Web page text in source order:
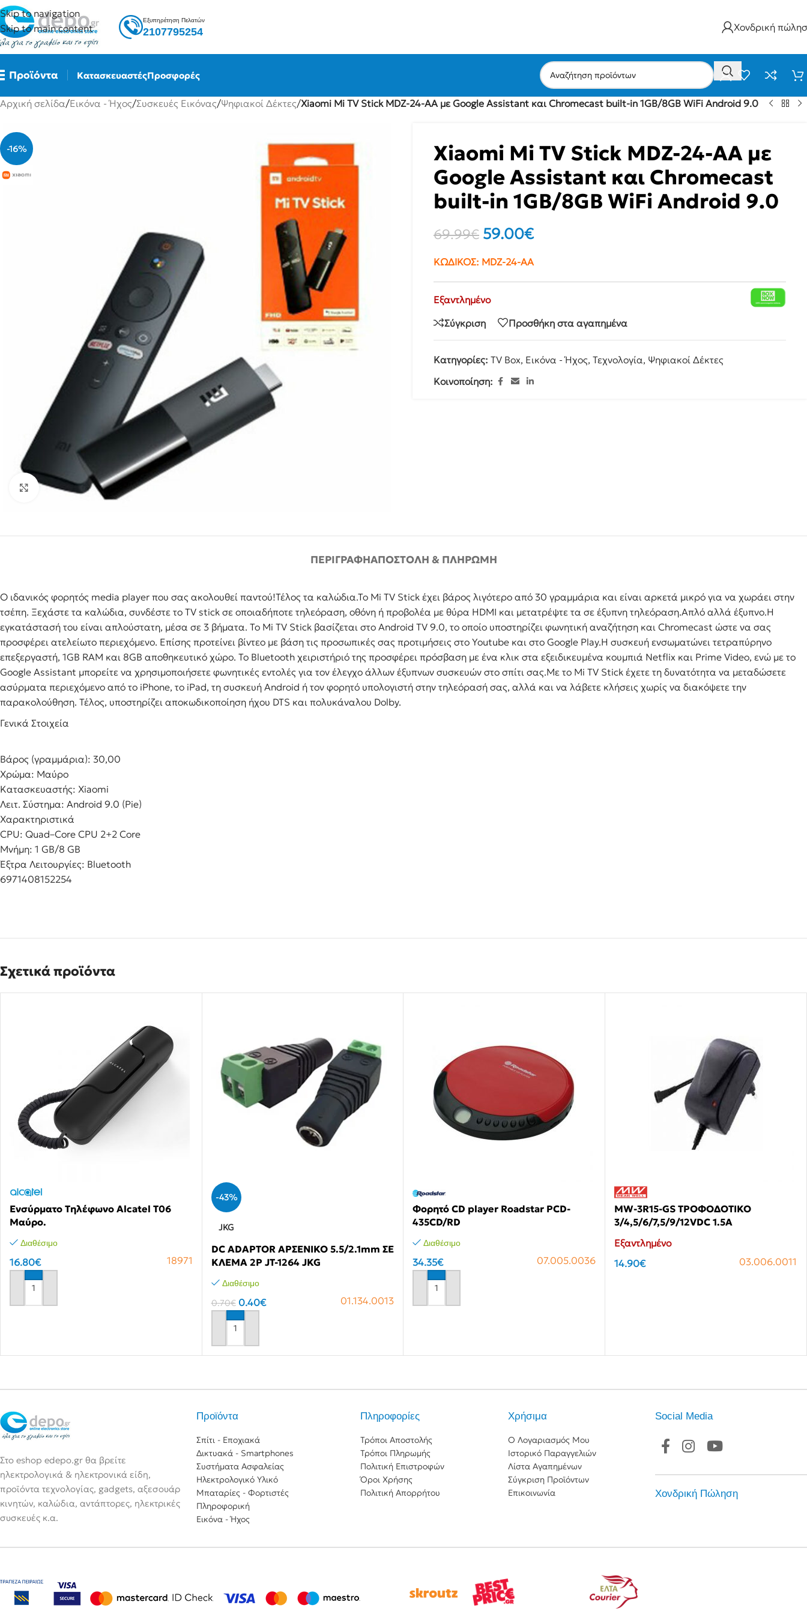
Skip to navigation
Skip to main content
Εξυπηρέτηση Πελατών
2107795254 Χονδρική
Προϊόντα
Σιδέρωμα
Ψυγεία-Φορητά
Ατμοκαθαριστές
Ρολόγια – Ξυπνητήρια
Μετεωρολογικοί Σταθμοί –
Θερμόμετρα Χώρου
Ζυγαριές Μπάνιου
Σακούλες Σκούπας
Καθαριστικά
Ψηστιέρες – Γκριλιέρες
Φριτέζες
Pizza Maker & Βάφλες
Pop Corn & Μαλλί Της Γριάς &
Κρεπιέρα
Τοστιέρες-βαφλιέρες
Φρυγανιέρες
Βραστήρες
Αφρογαλα
Αυγοβραστήρες
Πολυκόπτες Multi
Ψυγειάκια
Ψαλίδια – Βούρτσες Για
Μπούκλες
Αποτριχωτικές Μηχανές
Ηλεκτρικές Οδοντόβουρτσες
Περιποίηση Άκρων
Βρεφικά Είδη
Θερμόμετρα Σώματος
Ψύξη A/C
Αφυγραντήρες
Εντομοπαγίδες
Αερόθερμα
Θέρμανση
Ανταλλακτικά
Τζάκια – Προτζέκτορας
ΚατασκευαστέςΠροσφορές
Αρχική σελίδα/Εικόνα - Ήχος/Συσκευές Εικόνας/Ψηφιακοί Δέκτες/Xiaomi Mi TV Stick MDZ-24-AA με Google Assistant και Chromecast built-in 1GB/8GB WiFi Αndroid 9.0
-16%
Click to enlarge
Xiaomi Mi TV Stick MDZ-24-AA με
Google Assistant και Chromecast
built-in 1GB/8GB WiFi Αndroid 9.0
69.99€ 59.00€
ΚΩΔΙΚΟΣ: MDZ-24-AA
Εξαντλημένο
Σύγκριση
Προσθήκη στα αγαπημένα
Κατηγορίες: TV Box, Εικόνα - Ήχος, Τεχνολογία, Ψηφιακοί Δέκτες
Κοινοποίηση:
ΠΕΡΙΓΡΑΦΉΑΠΟΣΤΟΛΉ & ΠΛΗΡΩΜΉ
Ο ιδανικός φορητός media player που σας ακολουθεί παντού!Τέλος τα καλώδια.Το Mi TV Stick έχει βάρος λιγότερο από 30 γραμμάρια και είναι αρκετά μικρό για να χωράει στην
τσέπη. Ξεχάστε τα καλώδια, συνδέστε το TV stick σε οποιαδήποτε τηλεόραση, οθόνη ή προβολέα με θύρα HDMI και μετατρέψτε τα σε έξυπνη τηλεόραση.Απλό αλλά έξυπνο.Η
εγκατάστασή του είναι απλούστατη, μέσα σε 3 βήματα. Το Mi TV Stick βασίζεται στο Android TV 9.0, το οποίο υποστηρίζει φωνητική αναζήτηση και Chromecast ώστε να σας
προσφέρει ατελείωτο περιεχόμενο. Επίσης προτείνει βίντεο με βάση τις προσωπικές σας προτιμήσεις στο Youtube και στο Google Play.Η συσκευή ενσωματώνει τετραπύρηνο
επεξεργαστή, 1GB RAM και 8GB αποθηκευτικό χώρο. Το Bluetooth χειριστήριό της προσφέρει πρόσβαση με ένα κλικ στα εξειδικευμένα κουμπιά Netflix και Prime Video, ενώ με το
Google Assistant μπορείτε να χρησιμοποιήσετε φωνητικές εντολές για τον έλεγχο άλλων έξυπνων συσκευών στο σπίτι σας.Με το Mi TV Stick έχετε τη δυνατότητα να μεταδώσετε
ασύρματα περιεχόμενο από το iPhone, το iPad, τη συσκευή Android ή τον φορητό υπολογιστή στην τηλεόρασή σας, αλλά και να λάβετε κλήσεις χωρίς να διακόψετε την
παρακολούθηση. Τέλος, υποστηρίζει αποκωδικοποίηση ήχου DTS και πολυκάναλου Dolby.
Γενικά Στοιχεία
Βάρος (γραμμάρια): 30,00
Χρώμα: Μαύρο
Κατασκευαστής: Xiaomi
Λειτ. Σύστημα: Android 9.0 (Pie)
Χαρακτηριστικά
CPU: Quad–Core CPU 2+2 Core
Μνήμη: 1 GB/8 GB
Έξτρα Λειτουργίες: Bluetooth
6971408152254
Σχετικά προϊόντα
Ενσύρματο Τηλέφωνο Αlcatel T06
Μαύρο.
Διαθέσιμο
16.80€ 18971
Αγόρασε το
-43%
JKG
DC ADAPTOR ΑΡΣΕΝΙΚΟ 5.5/2.1mm ΣΕ
ΚΛΕΜΑ 2P JT-1264 JKG
Διαθέσιμο
0.70€ 0.40€ 01.134.0013
Αγόρασε το
Φορητό CD player Roadstar PCD-
435CD/RD
Διαθέσιμο
34.35€ 07.005.0036
Αγόρασε το
MW-3R15-GS ΤΡΟΦΟΔΟΤΙΚΟ
3/4,5/6/7,5/9/12VDC 1.5A
Εξαντλημένο
14.90€ 03.006.0011
Στο eshop edepo.gr θα βρείτε
ηλεκτρολογικά & ηλεκτρονικά είδη,
προϊόντα τεχνολογίας, gadgets, αξεσουάρ
κινητών, καλώδια, αντάπτορες, ηλεκτρικές
συσκευές κ.α.
Προϊόντα
Σπίτι - Εποχιακά
Δικτυακά - Smartphones
Συστήματα Ασφαλείας
Ηλεκτρολογικό Υλικό
Μπαταρίες - Φορτιστές
Πληροφορική
Εικόνα - Ήχος
Πληροφορίες
Τρόποι Αποστολής
Τρόποι Πληρωμής
Πολιτική Επιστροφών
Όροι Χρήσης
Πολιτική Απορρήτου
Χρήσιμα
Ο Λογαριασμός Μου
Ιστορικό Παραγγελιών
Λίστα Αγαπημένων
Σύγκριση Προϊόντων
Επικοινωνία
Social Media
Χονδρική Πώληση